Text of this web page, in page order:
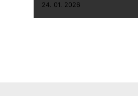
24. 01. 2026